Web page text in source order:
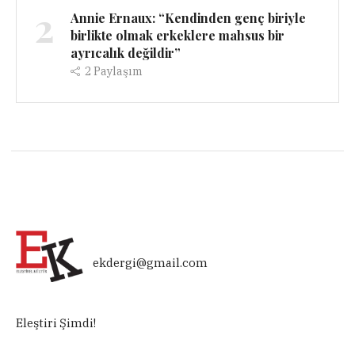
2
Annie Ernaux: “Kendinden genç biriyle
birlikte olmak erkeklere mahsus bir
ayrıcalık değildir”
2 Paylaşım
ekdergi@gmail.com
Eleştiri Şimdi!